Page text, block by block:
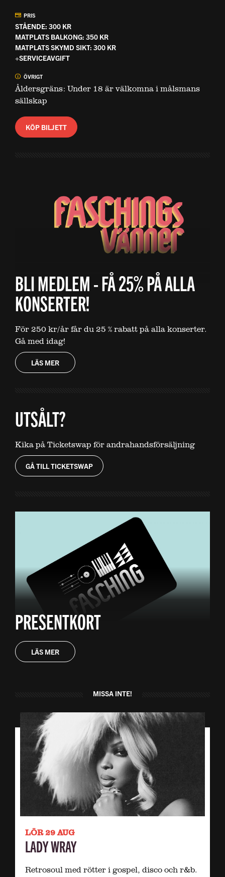
PRIS
STÅENDE: 300 KR
MATPLATS BALKONG: 350 KR
MATPLATS SKYMD SIKT: 300 KR
+SERVICEAVGIFT
ÖVRIGT
Åldersgräns: Under 18 är välkomna i målsmans
sällskap
KÖP BILJETT
BLI MEDLEM - FÅ 25% PÅ ALLA
KONSERTER!
För 250 kr/år får du 25 % rabatt på alla konserter.
Gå med idag!
LÄS MER
UTSÅLT?
Kika på Ticketswap för andrahandsförsäljning
GÅ TILL TICKETSWAP
PRESENTKORT
LÄS MER
MISSA INTE!
LÖR 29 AUG
LADY WRAY
Retrosoul med rötter i gospel, disco och r&b.